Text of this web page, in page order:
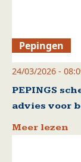
Pepingen
24/03/2026 -
PEPINGS
advies voor
Meer lezen